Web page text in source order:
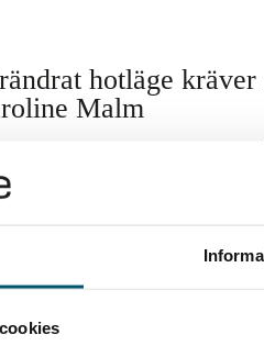
hotläge
Malm
hotläge ställer nya krav
eller
för